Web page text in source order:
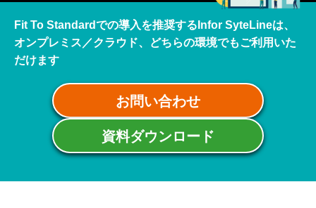
Fit To Standardでの導入を推奨するInfor SyteLineは、
オンプレミス／クラウド、どちらの環境でもご利用いた
だけます
お問い合わせ
資料ダウンロード